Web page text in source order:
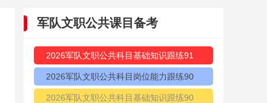
军队文职公共课目备考
2026军队文职公共科目基础知识跟练91
2026军队文职公共科目岗位能力跟练90
2026军队文职公共科目基础知识跟练90